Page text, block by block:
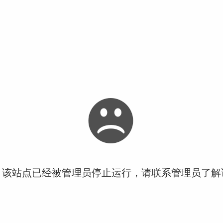
站点已经被管理员停止运行，请联系管理员了